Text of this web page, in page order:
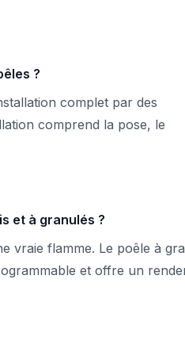
?
complet par des
comprend la pose, le
et à granulés ?
vraie flamme. Le poêle à
et offre un